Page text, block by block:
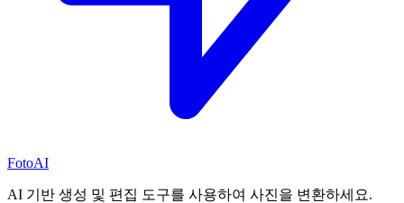
FotoAI
AI 기반 생성 및 편집 도구를 사용하여 사진을 변환하세요.